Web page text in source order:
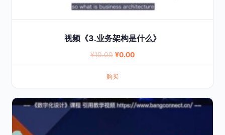
视频《3.业务架构是什么》
¥10.00 Original
price
was:
¥0.00Current
price
购买